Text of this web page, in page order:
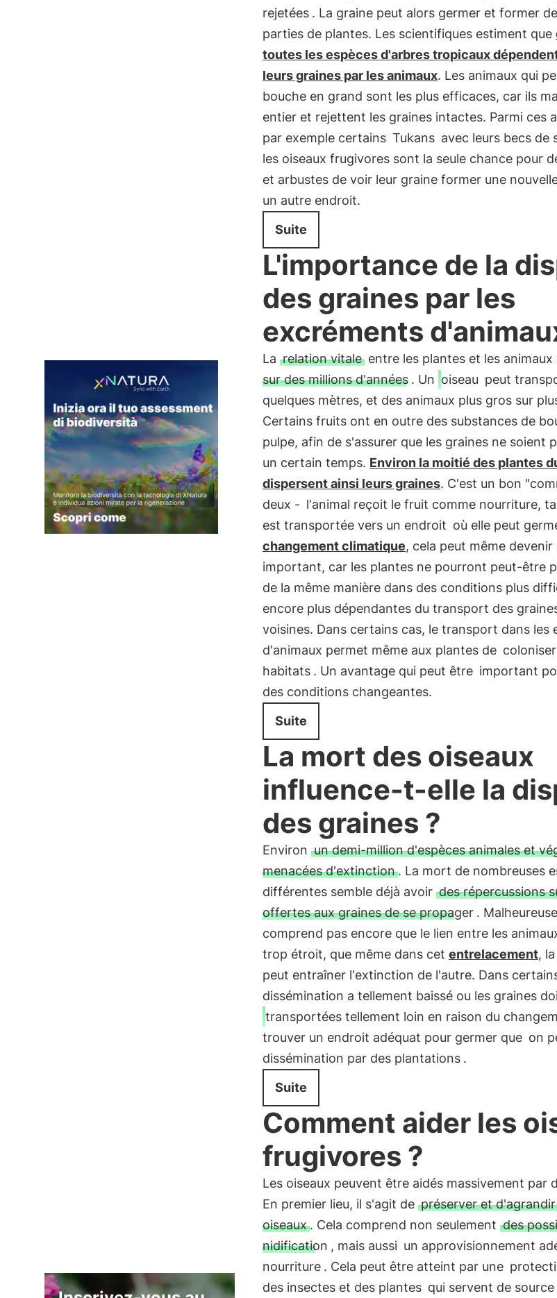
rejetées . La graine peut alors germer et former
parties de plantes. Les scientifiques estiment que
toutes les espèces d'arbres tropicaux
leurs graines par les animaux. Les animaux qui
bouche en grand sont les plus efficaces, car ils
entier et rejettent les graines intactes. Parmi ces
par exemple certains Tukans avec leurs becs de
les oiseaux frugivores sont la seule chance pour
et arbustes de voir leur graine former une
un autre endroit.
Suite
L'importance de la
des graines par les
excréments
La relation vitaleentre les plantes et les animaux
sur des millions d'années . Un oiseau peut
quelques mètres, et des animaux plus gros sur
Certains fruits ont en outre des substances de
pulpe, afin de s'assurer que les graines ne soient
un certain temps. Environ la moitié des plantes
dispersent ainsi leurs graines. C'est un bon
deux - l'animal reçoit le fruit comme nourriture,
est transportée vers un endroit où elle peut
changement climatique, cela peut même
important, car les plantes ne pourront peut-être
de la même manière dans des conditions plus
encore plus dépendantes du transport des
voisines. Dans certains cas, le transport dans les
d'animaux permet même aux plantes de
habitats . Un avantage qui peut être important
des conditions changeantes.
Suite
La mort des oiseaux
influence-t-elle la
des graines ?
Environ un demi-million d'espèces animales et
menacées d'extinction. La mort de nombreuses
différentes semble déjà avoir des répercussions
offertes aux graines de se propager .
comprend pas encore que le lien entre les
trop étroit, que même dans cet entrelacement,
peut entraîner l'extinction de l'autre. Dans
dissémination a tellement baissé ou les graines
transportées tellement loin en raison du
trouver un endroit adéquat pour germer que on
dissémination par des plantations .
Suite
Comment aider les
frugivores ?
Les oiseaux peuvent être aidés massivement par
En premier lieu, il s'agit de préserver et
oiseaux. Cela comprend non seulement des
nidification , mais aussi un approvisionnement
nourriture . Cela peut être atteint par une
des insectes et des plantes qui servent de